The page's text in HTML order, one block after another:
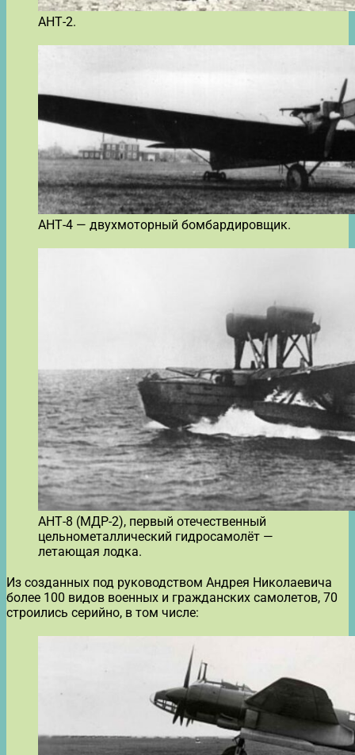
АНТ-2.
АНТ-4 — двухмоторный бомбардировщик.
АНТ-8 (МДР-2), первый отечественный
цельнометаллический гидросамолёт —
летающая лодка.
Из созданных под руководством Андрея Николаевича
более 100 видов военных и гражданских самолетов, 70
строились серийно, в том числе: